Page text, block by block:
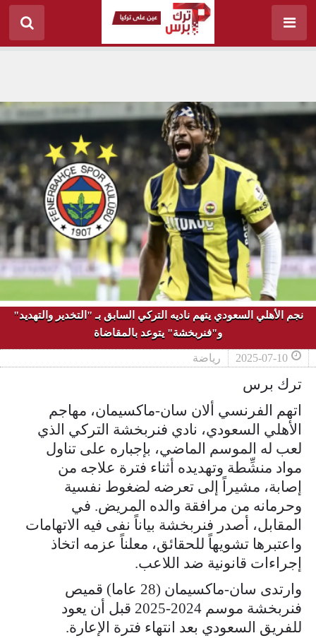
نجم الأهلي السعودي يتهم ناديه التركي السابق بـ "التخدير والتهديد"
و"فنربخشة" يتوعد بالمقاضاة
2025-07-10 رياضة
ترك برس
اتهم الفرنسي ألان سان-ماكسيمان، مهاجم
الأهلي السعودي، نادي فنربخشة التركي الذي
لعب له الموسم الماضي، بإجباره على تناول
مواد منشِّطة وتهديده أثناء فترة علاجه من
إصابة، مشيراً إلى تعرضه لضغوط نفسية
وحرمانه من مرافقة والده المريض. في
المقابل، أصدر فنربخشة بياناً نفى فيه الاتهامات
واعتبرها تشويهاً للحقائق، معلناً عزمه اتخاذ
إجراءات قانونية ضد اللاعب.
وارتدى سان-ماكسيمان (28 عاما) قميص
فنربخشة موسم 2024-2025 قبل أن يعود
للفريق السعودي بعد انتهاء فترة الإعارة.